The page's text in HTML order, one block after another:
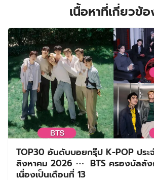
เนื้อหาที่เกี่ยวข้
TOP30 อันดับบอยกรุ๊ป K-POP ประ
สิงหาคม 2026 ⋯ BTS ครองบัลลั
เนื่องเป็นเดือนที่ 13